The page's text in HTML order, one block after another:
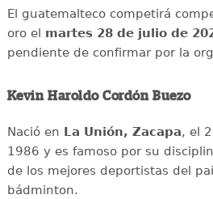
El guatemalteco competirá
oro el martes 28 de julio de
pendiente de confirmar por la
Kevin Haroldo Cordón Buezo
Nació en La Unión, Zacapa, el
1986 y es famoso por su
de los mejores deportistas del
bádminton.